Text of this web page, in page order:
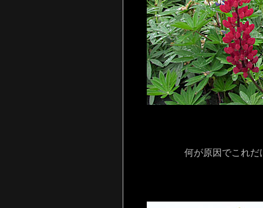
何が原因でこれだ